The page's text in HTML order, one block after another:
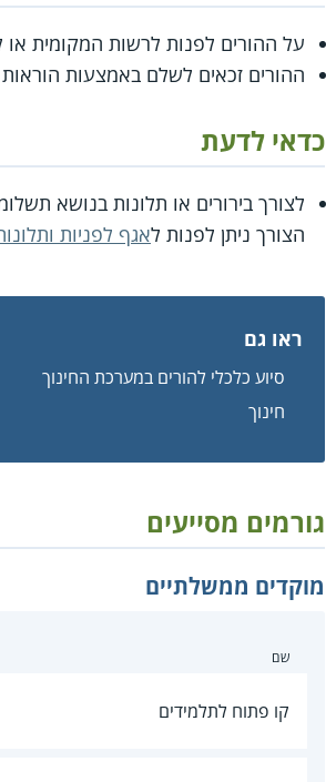
על ההורים לפנות לרשות המקומית
ההורים זכאים לשלם באמצעות הוראות
כדאי לדעת
לצורך בירורים או תלונות בנושא
הצורך ניתן לפנות לאגף לפניות
ראו גם
סיוע כלכלי להורים במערכת החינוך
חינוך
גורמים מסייעים
מוקדים ממשלתיים
שם
קו פתוח לתלמידים